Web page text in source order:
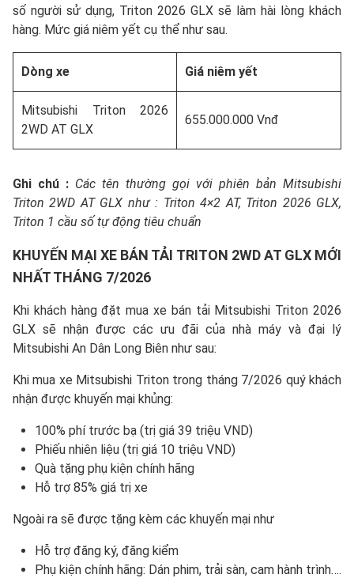
số người sử dụng, Triton 2026 GLX sẽ làm hài lòng khách
hàng. Mức giá niêm yết cụ thể như sau.
Dòng xe Giá niêm yết
Mitsubishi Triton 2026
2WD AT GLX
655.000.000 Vnđ
Ghi chú : Các tên thường gọi với phiên bản Mitsubishi
Triton 2WD AT GLX như : Triton 4×2 AT, Triton 2026 GLX,
Triton 1 cầu số tự động tiêu chuẩn
KHUYẾN MẠI XE BÁN TẢI TRITON 2WD AT GLX MỚI
NHẤT THÁNG 7/2026
Khi khách hàng đặt mua xe bán tải Mitsubishi Triton 2026
GLX sẽ nhận được các ưu đãi của nhà máy và đại lý
Mitsubishi An Dân Long Biên như sau:
Khi mua xe Mitsubishi Triton trong tháng 7/2026 quý khách
nhận được khuyến mại khủng:
100% phí trước bạ (trị giá 39 triệu VND)
Phiếu nhiên liệu (trị giá 10 triệu VND)
Quà tặng phụ kiện chính hãng
Hỗ trợ 85% giá trị xe
Ngoài ra sẽ được tặng kèm các khuyến mại như
Hỗ trợ đăng ký, đăng kiểm
Phụ kiện chính hãng: Dán phim, trải sàn, cam hành trình….